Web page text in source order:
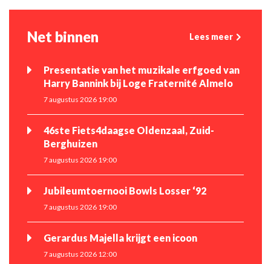
Net binnen Lees meer
Presentatie van het muzikale erfgoed van
Harry Bannink bij Loge Fraternité Almelo
7 augustus 2026 19:00
46ste Fiets4daagse Oldenzaal, Zuid-
Berghuizen
7 augustus 2026 19:00
Jubileumtoernooi Bowls Losser ‘92
7 augustus 2026 19:00
Gerardus Majella krijgt een icoon
7 augustus 2026 12:00